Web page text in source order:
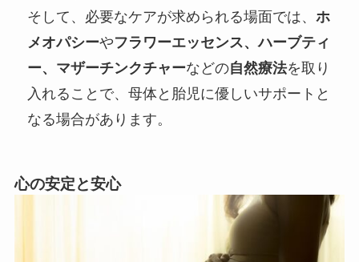
そして、必要なケアが求められる場面では、ホ
メオパシーやフラワーエッセンス、ハーブティ
ー、マザーチンクチャーなどの自然療法を取り
入れることで、母体と胎児に優しいサポートと
なる場合があります。
心の安定と安心